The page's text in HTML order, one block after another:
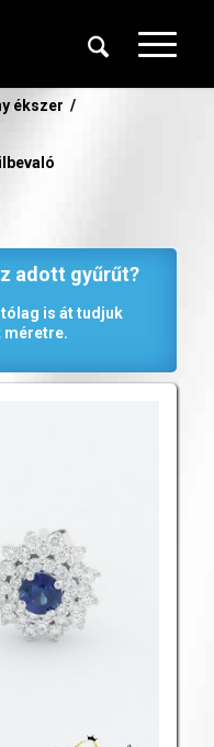
ékszer /
adott gyűrűt?
is át tudjuk
méretre.